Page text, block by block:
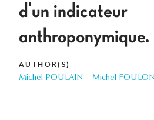
d'un indicateur
anthroponymique.
AUTHOR(S)
Michel POULAIN Michel FOULON